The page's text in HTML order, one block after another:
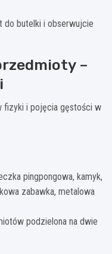
do butelki i obserwujcie
–
fizyki i pojęcia gęstości w
pingpongowa, kamyk,
zabawka, metalowa
podzielona na dwie